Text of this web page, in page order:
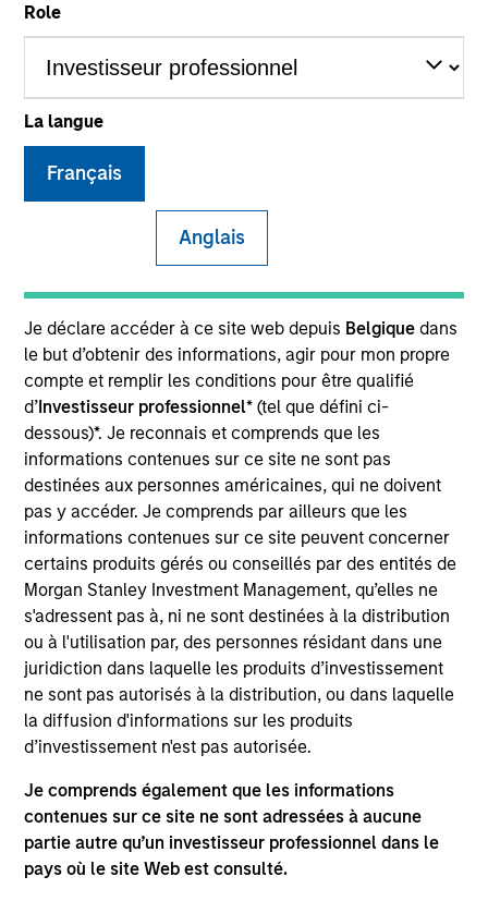
Role
La langue
Français
Anglais
Je déclare accéder à ce site web depuis Belgique dans
le but d’obtenir des informations, agir pour mon propre
compte et remplir les conditions pour être qualifié
d’Investisseur professionnel* (tel que défini ci-
dessous)*. Je reconnais et comprends que les
informations contenues sur ce site ne sont pas
destinées aux personnes américaines, qui ne doivent
pas y accéder. Je comprends par ailleurs que les
informations contenues sur ce site peuvent concerner
certains produits gérés ou conseillés par des entités de
Morgan Stanley Investment Management, qu’elles ne
s'adressent pas à, ni ne sont destinées à la distribution
ou à l'utilisation par, des personnes résidant dans une
juridiction dans laquelle les produits d’investissement
ne sont pas autorisés à la distribution, ou dans laquelle
la diffusion d'informations sur les produits
d’investissement n'est pas autorisée.
Je comprends également que les informations
contenues sur ce site ne sont adressées à aucune
partie autre qu’un investisseur professionnel dans le
pays où le site Web est consulté.
Years
TEAM
Justin Bourgette is a portfolio manager on the high
of multisector and asset allocation strategies,
responsible for buy and sell decisions, portfolio
construction and risk management. Justin joined
Eaton Vance in 2006. Morgan Stanley acquired
Eaton Vance in March 2021. Justin began his career
in the investment management industry in 2006.
Justin earned a B.S. from Worcester Polytechnic
Institute and an M.S., with high honors, from Boston
University. He is a CFA charterholder.
High Yield Team
US Middle Market High Yield Strategy
Invests in U.S.-denominated debt issued by
corporations and non-government issuers,
with a focus on middle market credit.
Global High Yield Strategy